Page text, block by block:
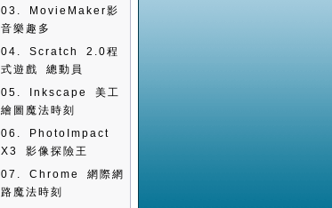
03.
MovieMaker影
音樂趣多
04. Scratch 2.0程
式遊戲 總動員
05.
Inkscape 美工
繪圖魔法時刻
06.
PhotoImpact
X3 影像探險王
07. Chrome 網際網
路魔法時刻